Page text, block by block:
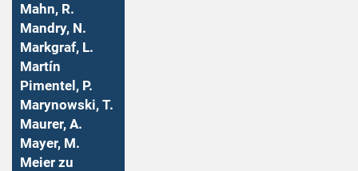
Mahn, R.
Mandry, N.
Markgraf, L.
Martín
Pimentel, P.
Marynowski, T.
Maurer, A.
Mayer, M.
Meier zu